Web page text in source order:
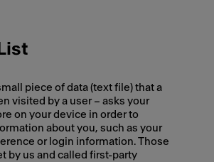
piece of data (text file) that a
visited by a user – asks your
on your device in order to
about you, such as your
or login information. Those
by us and called first-party